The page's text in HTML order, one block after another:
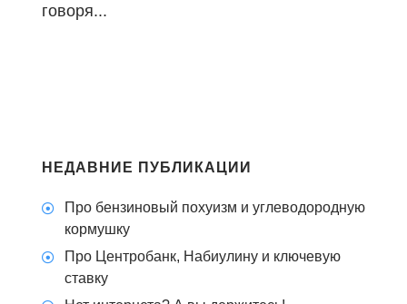
говоря...
НЕДАВНИЕ ПУБЛИКАЦИИ
Про бензиновый похуизм и углеводородную
кормушку
Про Центробанк, Набиулину и ключевую
ставку